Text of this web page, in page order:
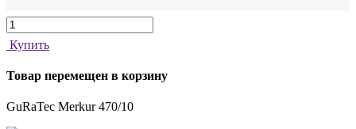
Купить
Товар перемещен в корзину
GuRaTec Merkur 470/10